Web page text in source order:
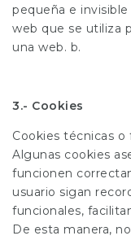
pequeña e
web que se utiliza
una web. b.
3.- Cookies
Cookies técnicas o
Algunas cookies
funcionen
usuario sigan
funcionales,
De esta manera,